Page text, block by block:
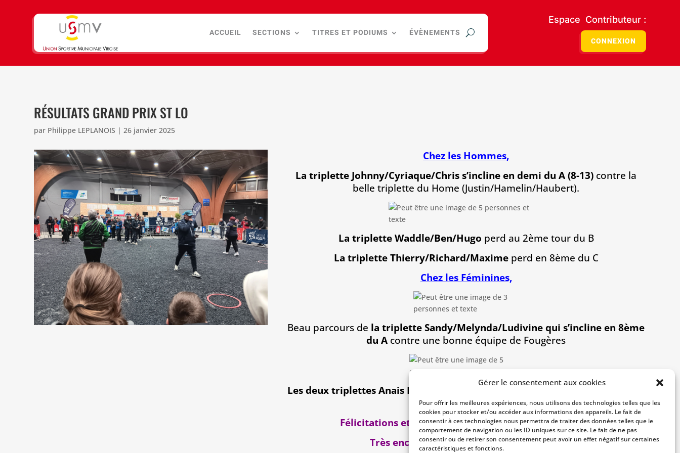
Gérer le consentement aux cookies
Pour offrir les meilleures expériences, nous utilisons des technologies telles que les
cookies pour stocker et/ou accéder aux informations des appareils. Le fait de
consentir à ces technologies nous permettra de traiter des données telles que le
comportement de navigation ou les ID uniques sur ce site. Le fait de ne pas
consentir ou de retirer son consentement peut avoir un effet négatif sur certaines
caractéristiques et fonctions.
ACCUEIL SECTIONS TITRES ET PODIUMS ÉVÈNEMENTS
Espace Contributeur :
CONNEXION
RÉSULTATS GRAND PRIX ST LO
par Philippe LEPLANOIS |26 janvier 2025
Chez les Hommes,
La triplette Johnny/Cyriaque/Chris s’incline en demi du A (8-13) contre la
belle triplette du Home (Justin/Hamelin/Haubert).
La triplette Waddle/Ben/Hugo perd au 2ème tour du B
La triplette Thierry/Richard/Maximeperd en 8ème du C
Chez les Féminines,
Beau parcours de la triplette Sandy/Melynda/Ludivine qui s’incline en 8ème
du A contre une bonne équipe de Fougères
Les deux triplettes Anais P/Anais D/Mathilde et Annie/Sylvie/Mag
en Quart du C
Félicitations et bravo à toutes les joueuses et joueurs
Très encourageant pour la saison à venir